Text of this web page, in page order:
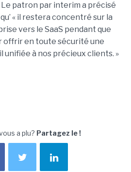
patron par interim a précisé
« il restera concentré sur la
vers le SaaS pendant que
offrir en toute sécurité une
à nos précieux clients. »
a plu? Partagez le !